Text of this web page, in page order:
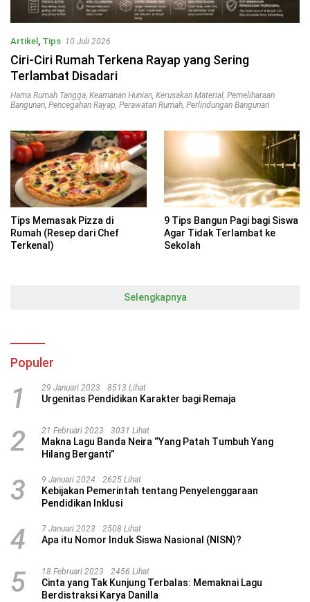
Artikel , Tips 10 Juli 2026
Ciri-Ciri Rumah Terkena Rayap yang Sering
Terlambat Disadari
Hama Rumah Tangga, Keamanan Hunian, Kerusakan Material, Pemeliharaan
Bangunan, Pencegahan Rayap, Perawatan Rumah, Perlindungan Bangunan
Tips Memasak Pizza di
Rumah (Resep dari Chef
Terkenal)
9 Tips Bangun Pagi bagi Siswa
Agar Tidak Terlambat ke
Sekolah
Selengkapnya
Populer
1 29 Januari 2023 8513 Lihat
Urgenitas Pendidikan Karakter bagi Remaja
2 21 Februari 2023 3031 Lihat
Makna Lagu Banda Neira “Yang Patah Tumbuh Yang
Hilang Berganti”
3 9 Januari 2024 2625 Lihat
Kebijakan Pemerintah tentang Penyelenggaraan
Pendidikan Inklusi
4 7 Januari 2023 2508 Lihat
Apa itu Nomor Induk Siswa Nasional (NISN)?
5 18 Februari 2023 2456 Lihat
Cinta yang Tak Kunjung Terbalas: Memaknai Lagu
Berdistraksi Karya Danilla